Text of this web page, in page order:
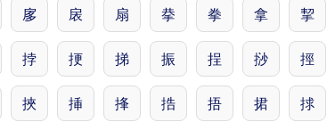
扅 扆 扇 拲 拳 拿 挈
挬 挭 挮 振 挰 挱 挳
挾 挿 捀 捁 捂 捃 捄